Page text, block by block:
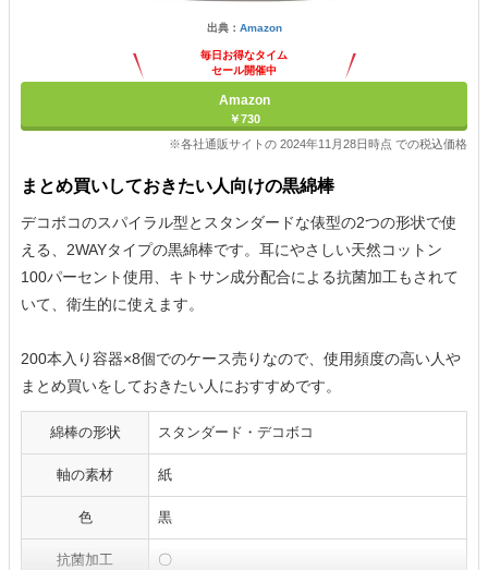
出典： Amazon
毎日お得なタイム
セール開催中
Amazon
￥730
※各社通販サイトの 2024年11月28日時点 での税込価格
まとめ買いしておきたい人向けの黒綿棒
デコボコのスパイラル型とスタンダードな俵型の2つの形状で使
える、2WAYタイプの黒綿棒です。耳にやさしい天然コットン
100パーセント使用、キトサン成分配合による抗菌加工もされて
いて、衛生的に使えます。
200本入り容器×8個でのケース売りなので、使用頻度の高い人や
まとめ買いをしておきたい人におすすめです。
綿棒の形状 スタンダード・デコボコ
軸の素材 紙
色 黒
抗菌加工 〇